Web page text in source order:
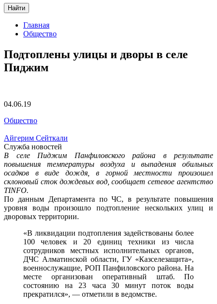
Найти
Главная
Общество
Подтоплены улицы и дворы в селе
Пиджим
04.06.19
Общество
Айгерим Сейткали
Служба новостей
В селе Пиджим Панфиловского района в результате
повышения температуры воздуха и выпадения обильных
осадков в виде дождя, в горной местности произошел
склоновый сток дождевых вод, сообщает сетевое агентство
TINFO.
По данным Департамента по ЧС, в результате повышения
уровня воды произошло подтопление нескольких улиц и
дворовых территории.
«В ликвидации подтопления задействованы более
100 человек и 20 единиц техники из числа
сотрудников местных исполнительных органов,
ДЧС Алматинской области, ГУ «Казселезащита»,
военнослужащие, РОП Панфиловского района. На
месте организован оперативный штаб. По
состоянию на 23 часа 30 минут поток воды
прекратился», — отметили в ведомстве.